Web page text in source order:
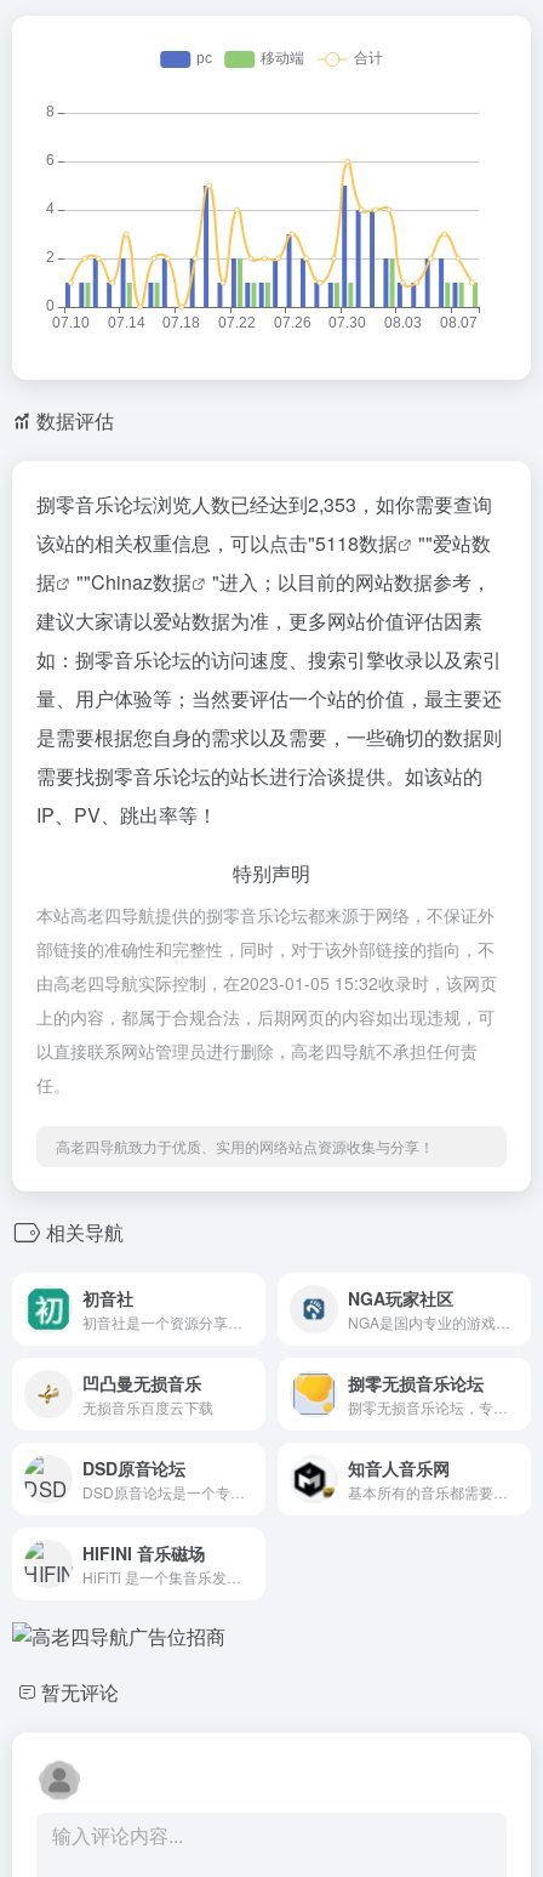
数据评估
捌零音乐论坛浏览人数已经达到2,353，如你需要查询
该站的相关权重信息，可以点击"5118数据 ""爱站数
据
""Chinaz数据
"进入；以目前的网站数据参考，
建议大家请以爱站数据为准，更多网站价值评估因素
如：捌零音乐论坛的访问速度、搜索引擎收录以及索引
量、用户体验等；当然要评估一个站的价值，最主要还
是需要根据您自身的需求以及需要，一些确切的数据则
需要找捌零音乐论坛的站长进行洽谈提供。如该站的
IP、PV、跳出率等！
特别声明
本站高老四导航提供的捌零音乐论坛都来源于网络，不保证外
部链接的准确性和完整性，同时，对于该外部链接的指向，不
由高老四导航实际控制，在2023-01-05 15:32收录时，该网页
上的内容，都属于合规合法，后期网页的内容如出现违规，可
以直接联系网站管理员进行删除，高老四导航不承担任何责
任。
高老四导航致力于优质、实用的网络站点资源收集与分享！
相关导航
初音社 NGA玩家社区
凹凸曼无损音乐
无损音乐百度云下载
捌零无损音乐论坛
DSD原音论坛 知音人音乐网
HIFINI 音乐磁场
暂无评论